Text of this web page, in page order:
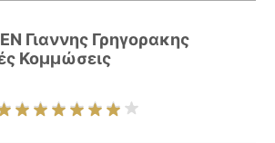
Γιαννης Γρηγορακης
Κομμώσεις